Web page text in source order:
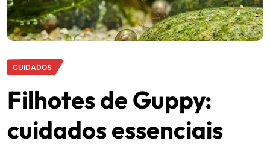
CUIDADOS
Filhotes de Guppy:
cuidados essenciais